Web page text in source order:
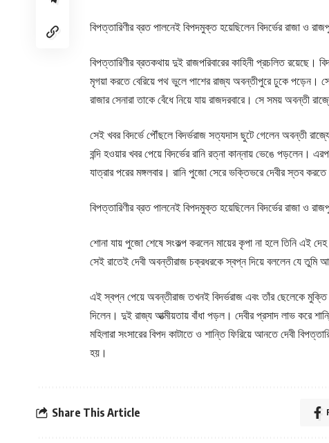
বিপত্তারিণীর ব্রত পালনেই বিপদমুক্ত হয়েছিলেন বিদর্ভের রাজা ও
বিপত্তারিণীর ব্রতকথায় দুই রাজপরিবারের কাহিনী প্রচলিত
মৃগয়া করতে বেরিয়ে পথ ভুলে পাশের রাজ্য অবন্তীপুরে ঢুকে পড়েন।
রাজার সেনারা তাকে বেঁধে নিয়ে যায় রাজদরবারে। সে সময় অবন্তী
সেই খবর বিদর্ভে পৌঁছলে বিদর্ভরাজ সত্যদাস ছুটে গেলেন অবন্তী
বন্দি হওয়ার খবর পেয়ে বিদর্ভের রানি রত্না কান্নায় ভেঙে
যাত্রার পরের মঙ্গলবার। রানি পুজো সেরে ভক্তিভরে দেবীর স্তব
বিপত্তারিণীর ব্রত পালনেই বিপদমুক্ত হয়েছিলেন বিদর্ভের রাজা ও
শোনা যায় পুজো শেষে সংকল্প করলেন মায়ের কৃপা না হলে তিনি এই দেহ
সেই রাতেই দেবী অবন্তীরাজ চক্রধরকে স্বপ্ন দিয়ে বললেন যে তুমি
এই স্বপ্ন পেয়ে অবন্তীরাজ তখনই বিদর্ভরাজ এবং তাঁর ছেলেকে মুক্তি
দিলেন। দুই রাজ্য আত্মীয়তায় বাঁধা পড়ল। দেবীর প্রসাদ লাভ করে
মহিলারা সংসারের বিপদ কাটাতে ও শান্তি ফিরিয়ে আনতে দেবী
হয়।
Share This Article